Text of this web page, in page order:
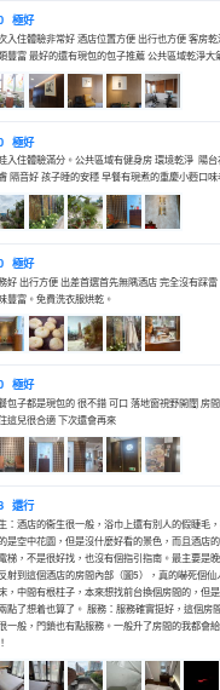
極好
入住體驗非常好 酒店位置方便 出行也方便 客房
豐富 最好的還有現包的包子推薦 公共區域乾淨大
極好
入住體驗滿分。公共區域有健身房 環境乾淨 陽
隔音好 孩子睡的安穩 早餐有現煮的重慶小麪口
極好
好 出行方便 出差首選首先無隅酒店 完全沒有踩
豐富。免費洗衣服烘乾。
極好
包子都是現包的 很不錯 可口 落地窗視野開闊 房
這兒很合適 下次還會再來
還行
：酒店的衞生很一般，浴巾上還有別人的假睫毛
是空中花園，但是沒什麼好看的景色，而且酒店
梯，不是很好找，也沒有個指引指南。最主要是
射到這個酒店的房間內部（圖5），真的嚇死個
，中間有根柱子，本來想找前台換個房間的，但
點了想着也算了。 服務：服務確實挺好，這個房
一般，門鎖也有點服務。一般升了房間的我都會